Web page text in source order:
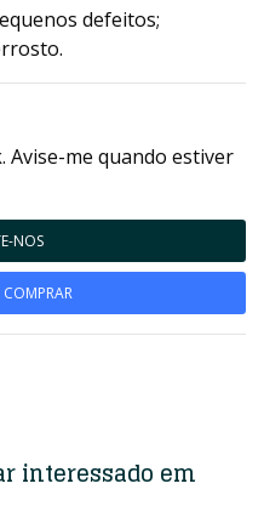
defeitos;
Avise-me quando estiver
NOS
interessado em